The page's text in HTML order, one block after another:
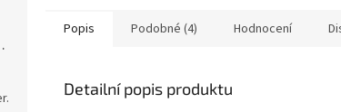
balení 25ks
Popis Podobné (4) Hodnocení
Detailní popis produktu